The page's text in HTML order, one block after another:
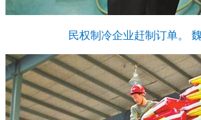
民权制冷企业赶制订单。